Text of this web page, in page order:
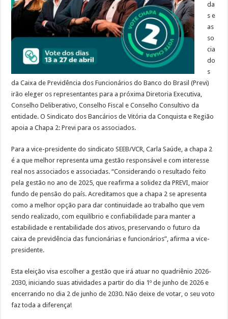
da
s e
as
so
cia
do
s
da Caixa de Previdência dos Funcionários do Banco do Brasil (Previ)
irão eleger os representantes para a próxima Diretoria Executiva,
Conselho Deliberativo, Conselho Fiscal e Conselho Consultivo da
entidade. O Sindicato dos Bancários de Vitória da Conquista e Região
apoia a Chapa 2: Previ para os associados.
Para a vice-presidente do sindicato SEEB/VCR, Carla Saúde, a chapa 2
é a que melhor representa uma gestão responsável e com interesse
real nos associados e associadas. “Considerando o resultado feito
pela gestão no ano de 2025, que reafirma a solidez da PREVI, maior
fundo de pensão do país. Acreditamos que a chapa 2 se apresenta
como a melhor opção para dar continuidade ao trabalho que vem
sendo realizado, com equilíbrio e confiabilidade para manter a
estabilidade e rentabilidade dos ativos, preservando o futuro da
caixa de previdência das funcionárias e funcionários”, afirma a vice-
presidente.
Esta eleição visa escolher a gestão que irá atuar no quadriênio 2026-
2030, iniciando suas atividades a partir do dia 1º de junho de 2026 e
encerrando no dia 2 de junho de 2030. Não deixe de votar, o seu voto
faz toda a diferença!